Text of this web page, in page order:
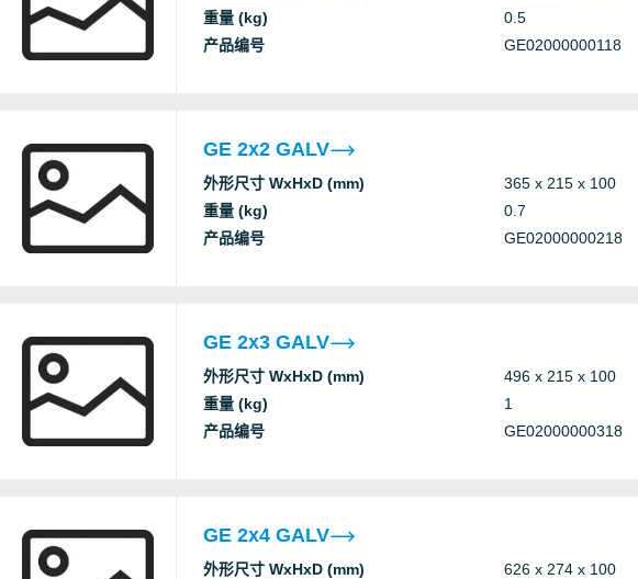
重量 (kg)
0.5
产品编号
GE02000000118
GE 2x2 GALV
外形尺寸 WxHxD (mm)
365 x 215 x 100
重量 (kg)
0.7
产品编号
GE02000000218
GE 2x3 GALV
外形尺寸 WxHxD (mm)
496 x 215 x 100
重量 (kg)
1
产品编号
GE02000000318
GE 2x4 GALV
外形尺寸 WxHxD (mm)
626 x 274 x 100